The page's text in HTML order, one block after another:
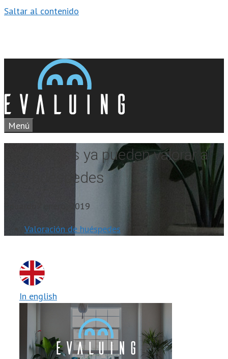
Saltar al contenido
Menú
Los hoteles ya pueden valorar a
sus huéspedes
7 enero, 2019
Valoración de huéspedes
In english